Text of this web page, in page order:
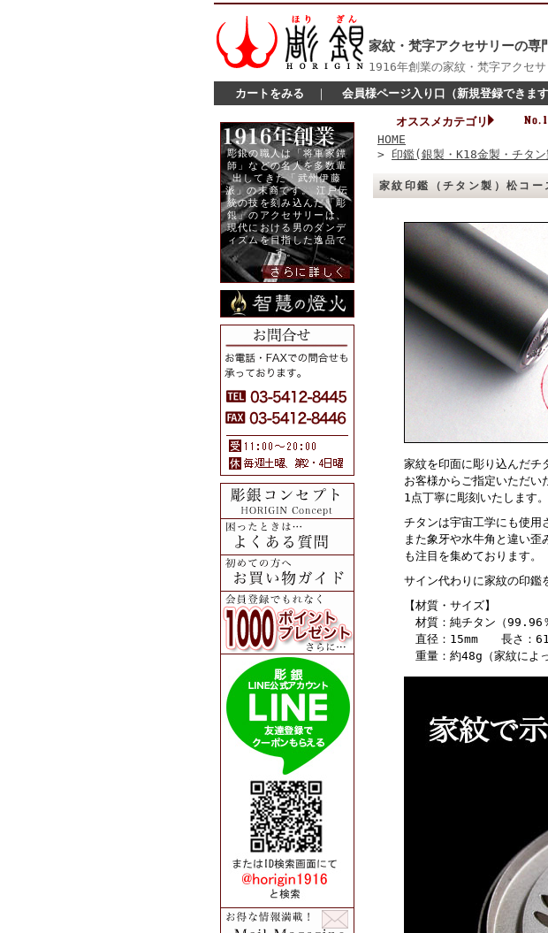
家紋・梵字アクセサリーの
1916年創業の家紋・梵字アクセ
カートをみる
｜ 会員様ページ入り口（新規登録できます
オススメカテゴリ
HOME
> 印鑑(銀製・K18金製・チタン
家紋印鑑（チタン製）松コー
家紋を印面に彫り込んだチ
お客様からご指定いただい
1点丁寧に彫刻いたします。
チタンは宇宙工学にも使用
また象牙や水牛角と違い
も注目を集めております。
サイン代わりに家紋の印鑑
【材質・サイズ】
材質：純チタン（99.96
直径：15mm 長さ：
重量：約48g（家紋によ